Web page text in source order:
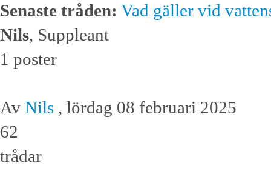
Senaste tråden: Vad gäller vid
Nils, Suppleant
1 poster
Av Nils , lördag 08 februari 2025
62
trådar